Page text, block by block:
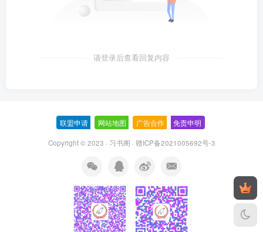
请登录后查看回复内容
联盟申请 网站地图 广告合作 免责申明
Copyright © 2023 · 习书阁 · 赣ICP备2021005692号-3